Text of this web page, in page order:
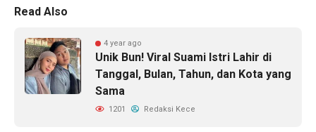
Read Also
4 year ago
Unik Bun! Viral Suami Istri Lahir di
Tanggal, Bulan, Tahun, dan Kota yang
Sama
1201 Redaksi Kece